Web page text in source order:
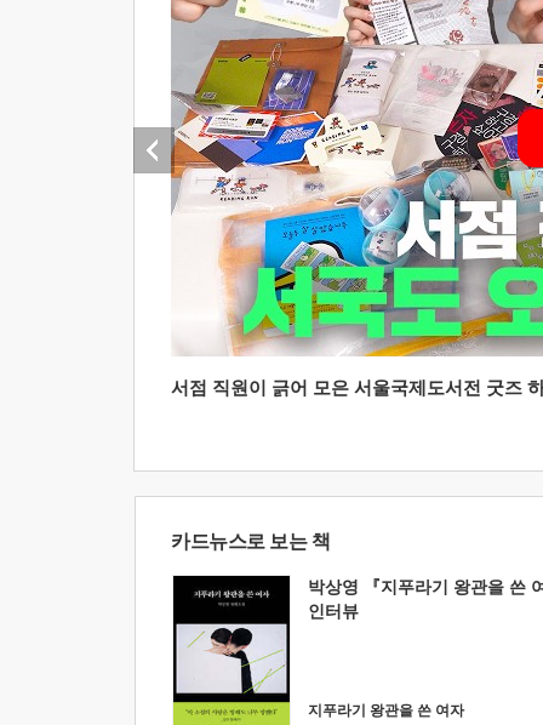
서점 직원이 긁어 모은 서울국제도서전 굿즈
카드뉴스로 보는 책
박상영 『지푸라기 왕관을 쓴
인터뷰
지푸라기 왕관을 쓴 여자